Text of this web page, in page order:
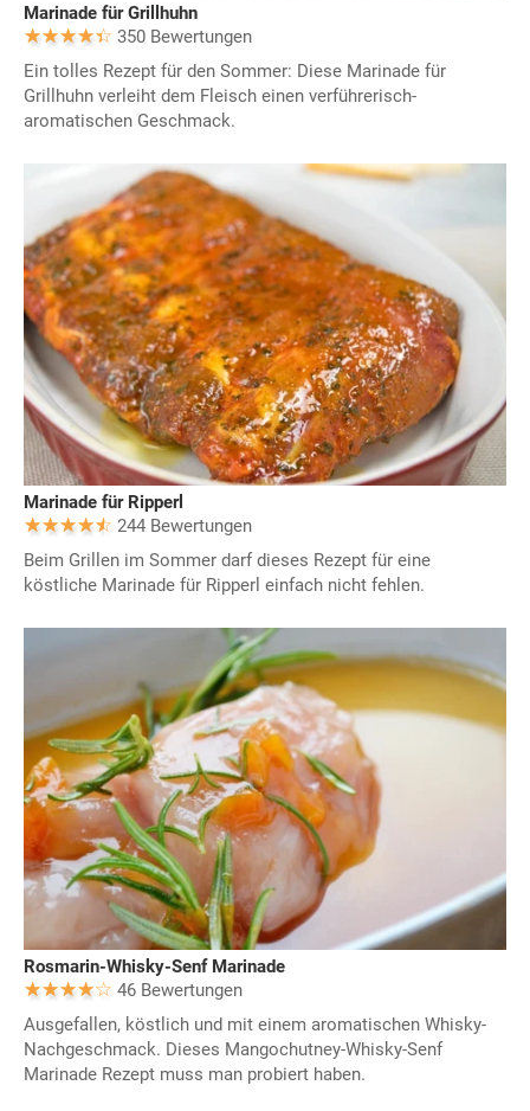
Marinade für Grillhuhn
350 Bewertungen
Ein tolles Rezept für den Sommer: Diese Marinade für
Grillhuhn verleiht dem Fleisch einen verführerisch-
aromatischen Geschmack.
Marinade für Ripperl
244 Bewertungen
Beim Grillen im Sommer darf dieses Rezept für eine
köstliche Marinade für Ripperl einfach nicht fehlen.
Rosmarin-Whisky-Senf Marinade
46 Bewertungen
Ausgefallen, köstlich und mit einem aromatischen Whisky-
Nachgeschmack. Dieses Mangochutney-Whisky-Senf
Marinade Rezept muss man probiert haben.